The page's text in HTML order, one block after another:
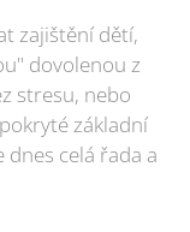
zajištění dětí,
dovolenou z
stresu, nebo
základní
celá řada a